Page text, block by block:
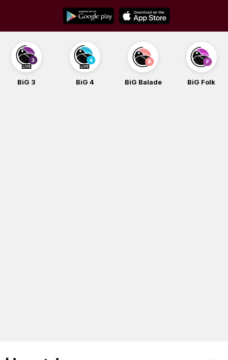
content
BiG 4 BiG Balade BiG Folk BiG iG